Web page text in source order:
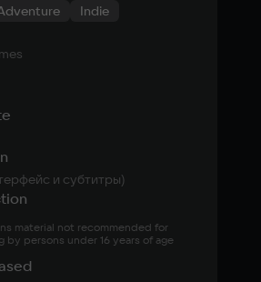
Indie
и субтитры)
material not recommended for
by persons under 16 years of age